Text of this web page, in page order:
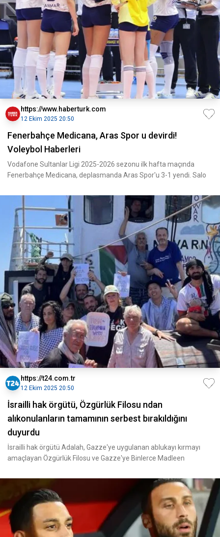
https://www.haberturk.com
12 Ekim 2025 20:50
Fenerbahçe Medicana, Aras Spor u devirdi!
Voleybol Haberleri
Vodafone Sultanlar Ligi 2025-2026 sezonu ilk hafta maçında
Fenerbahçe Medicana, deplasmanda Aras Spor'u 3-1 yendi. Salo
https://t24.com.tr
12 Ekim 2025 20:50
İsrailli hak örgütü, Özgürlük Filosu ndan
alıkonulanların tamamının serbest bırakıldığını
duyurdu
İsrailli hak örgütü Adalah, Gazze'ye uygulanan ablukayı kırmayı
amaçlayan Özgürlük Filosu ve Gazze'ye Binlerce Madleen